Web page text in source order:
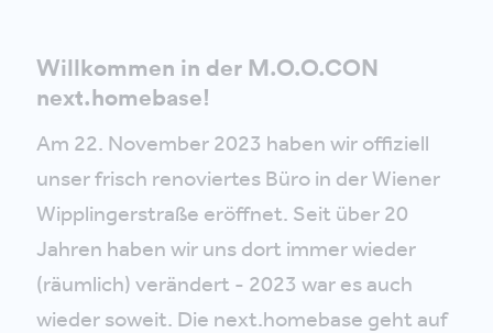
Willkommen in der M.O.O.CON
next.homebase!
Am 22. November 2023 haben wir offiziell
unser frisch renoviertes Büro in der Wiener
Wipplingerstraße eröffnet. Seit über 20
Jahren haben wir uns dort immer wieder
(räumlich) verändert - 2023 war es auch
wieder soweit. Die next.homebase geht auf